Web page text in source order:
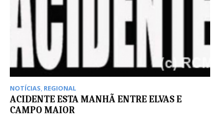
NOTÍCIAS, REGIONAL
ACIDENTE ESTA MANHÃ ENTRE ELVAS E
CAMPO MAIOR